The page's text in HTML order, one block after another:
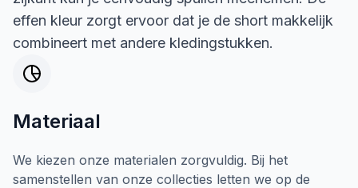
effen kleur zorgt ervoor dat je de short makkelijk
combineert met andere kledingstukken.
Materiaal
We kiezen onze materialen zorgvuldig. Bij het
samenstellen van onze collecties letten we op de